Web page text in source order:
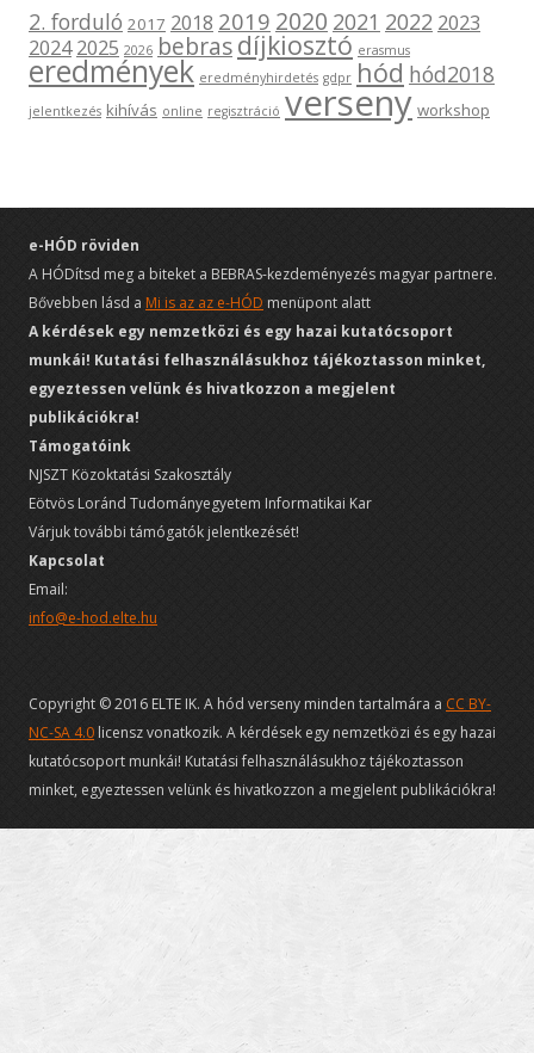
2. forduló 2017 2018 2019 2020 2021 2022 2023
2024 2025 2026 bebrasdíjkiosztó erasmus
eredmények eredményhirdetés gdpr hód hód2018
jelentkezés kihívás online regisztráció verseny workshop
e-HÓD röviden
A HÓDítsd meg a biteket a BEBRAS-kezdeményezés magyar partnere.
Bővebben lásd a Mi is az az e-HÓD menüpont alatt
A kérdések egy nemzetközi és egy hazai kutatócsoport
munkái! Kutatási felhasználásukhoz tájékoztasson minket,
egyeztessen velünk és hivatkozzon a megjelent
publikációkra!
Támogatóink
NJSZT Közoktatási Szakosztály
Eötvös Loránd Tudományegyetem Informatikai Kar
Várjuk további támógatók jelentkezését!
Kapcsolat
Email:
info@e-hod.elte.hu
Copyright © 2016 ELTE IK. A hód verseny minden tartalmára a CC BY-
NC-SA 4.0 licensz vonatkozik. A kérdések egy nemzetközi és egy hazai
kutatócsoport munkái! Kutatási felhasználásukhoz tájékoztasson
minket, egyeztessen velünk és hivatkozzon a megjelent publikációkra!